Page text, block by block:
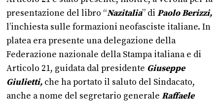
presentazione del libro “Nazitalia” di Paolo Berizzi,
l’inchiesta sulle formazioni neofasciste italiane. In
platea era presente una delegazione della
Federazione nazionale della Stampa italiana e di
Articolo 21, guidata dal presidente Giuseppe
Giulietti, che ha portato il saluto del Sindacato,
anche a nome del segretario generale Raffaele